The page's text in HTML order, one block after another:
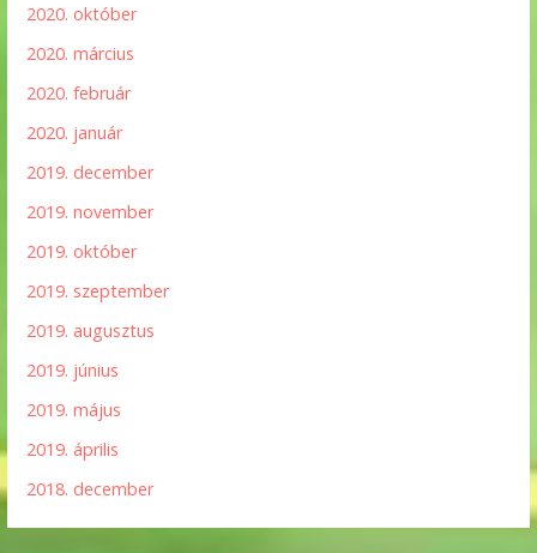
2020. október
2020. március
2020. február
2020. január
2019. december
2019. november
2019. október
2019. szeptember
2019. augusztus
2019. június
2019. május
2019. április
2018. december